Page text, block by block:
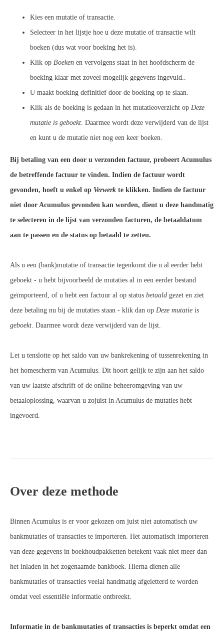
Kies een mutatie of transactie.
Selecteer in het lijstje hoe u deze mutatie of transactie wilt
boeken (dus wat voor boeking het is).
Klik op Boeken en vervolgens staat in het hoofdscherm de
boeking klaar met zoveel mogelijk gegevens ingevuld..
U maakt boeking definitief door de boeking op te slaan.
Klik als de boeking is gedaan in het mutatieoverzicht op Deze
mutatie is geboekt. Daarmee wordt deze verwijderd van de lijst
en kunt u de mutatie niet nog een keer boeken.
Bij betaling van een door u verzonden factuur, probeert Acumulus
de betreffende factuur te vinden. Indien de factuur wordt
gevonden, hoeft u enkel op Verwerk te klikken. Indien de factuur
niet door Acumulus gevonden kan worden, dient u deze handmatig
te selecteren in de lijst van verzonden facturen, de betaaldatum
aan te passen en de status op betaald te zetten.
Als u een (bank)mutatie of transactie tegenkomt die u al eerder hebt
geboekt - u hebt bijvoorbeeld de mutaties al in een eerder bestand
geïmporteerd, of u hebt een factuur al op status betaald gezet en ziet
deze betaling nu bij de mutaties staan - klik dan op Deze mutatie is
geboekt. Daarmee wordt deze verwijderd van de lijst.
Let u tenslotte op het saldo van uw bankrekening of tussenrekening in
het homescherm van Acumulus. Dit hoort gelijk te zijn aan het saldo
van uw laatste afschrift of de online beheeromgeving van uw
betaaloplossing, waarvan u zojuist in Acumulus de mutaties hebt
ingevoerd.
Over deze methode
Binnen Acumulus is er voor gekozen om juist niet automatisch uw
bankmutaties of transacties te importeren. Het automatisch importeren
van deze gegevens in boekhoudpakketten betekent vaak niet meer dan
het inladen in het zogenaamde bankboek. Hierna dienen alle
bankmutaties of transacties veelal handmatig afgeletterd te worden
omdat veel essentiële informatie ontbreekt.
Informatie in de bankmutaties of transacties is beperkt omdat een